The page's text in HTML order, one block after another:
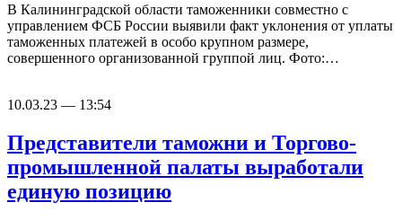
В Калининградской области таможенники совместно с
управлением ФСБ России выявили факт уклонения от уплаты
таможенных платежей в особо крупном размере,
совершенного организованной группой лиц. Фото:…
10.03.23 — 13:54
Представители таможни и Торгово-
промышленной палаты выработали
единую позицию